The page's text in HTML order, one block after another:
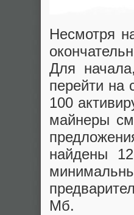
Несмотря
Для
перейти на
100
майнеры
найдены
Мб.